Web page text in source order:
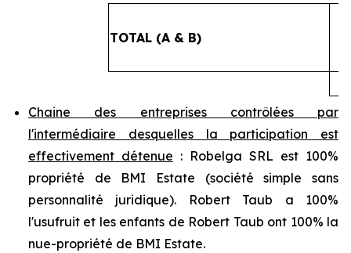
TOTAL (A & B)
Chaine des entreprises contrôlées par
l'intermédiaire desquelles la participation est
effectivement détenue : Robelga SRL est 100%
propriété de BMI Estate (société simple sans
personnalité juridique). Robert Taub a 100%
l'usufruit et les enfants de Robert Taub ont 100% la
nue-propriété de BMI Estate.